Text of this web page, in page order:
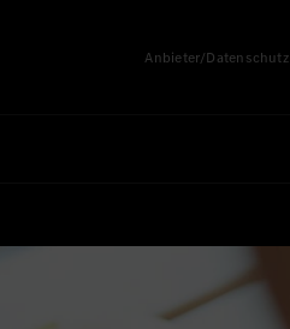
Anbieter/Datenschutz